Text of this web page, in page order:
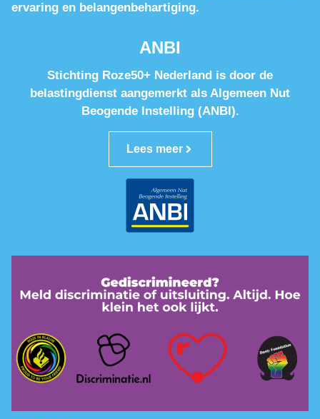
ervaring en belangenbehartiging.
ANBI
Stichting Roze50+ Nederland is door de
belastingdienst aangemerkt als Algemeen Nut
Beogende Instelling (ANBI).
Lees meer